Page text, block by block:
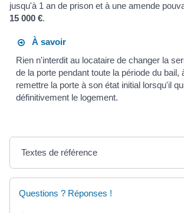
jusqu'à 1 an de prison et à une amende
15 000 €.
À savoir
Rien n'interdit au locataire de changer la
de la porte pendant toute la période du bail,
remettre la porte à son état initial lorsqu'il
définitivement le logement.
Textes de référence
Questions ? Réponses !